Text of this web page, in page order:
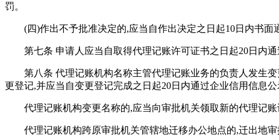
罚。
(四)作出不予批准决定的,应当自作出决定之日起10日内书
第七条 申请人应当自取得代理记账许可证书之日起20日内
第八条 代理记账机构名称主管代理记账业务的负责人发生
更登记,并应当自变更登记完成之日起20日内通过企业信用信息公
代理记账机构变更名称的,应当向审批机关领取新的代理记
代理记账机构跨原审批机关管辖地迁移办公地点的,迁出地